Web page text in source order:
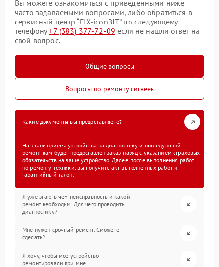
Вы можете ознакомиться с приведенными ниже
часто задаваемыми вопросами, либо обратиться в
сервисный центр “FIX-iconBIT” по следующему
телефону+7 (383) 377-72-09 если не нашли ответ на
свой вопрос.
Общие вопросы
Вопросы по ремонту сигвеев
Какие документы вы предоставляете?
На этапе приема устройства на диагностику и последующий
ремонт вам будет предоставлен заказ-наряд с указанием страховых
обязательств на ваше устройство. Далее, после выполнения работ
по ремонту техники, вы получите акт выполненных работ и
гарантийный талон.
Я уже знаю в чем неисправность и какой
ремонт необходим. Для чего проводить
диагностику?
Мне нужен срочный ремонт. Сможете
сделать?
Я хочу, чтобы мое устройство
ремонтировали при мне.